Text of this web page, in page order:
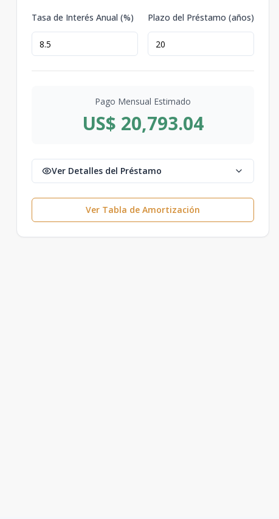
Tasa de Interés Anual (%) Plazo del Préstamo (años)
Pago Mensual Estimado
US$ 20,793.04
Ver Detalles del Préstamo
Ver Tabla de Amortización